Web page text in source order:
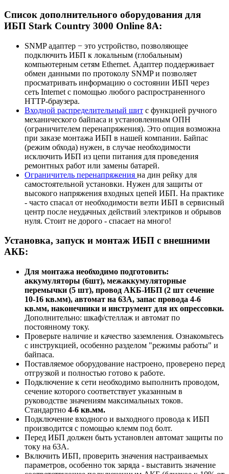
Список дополнительного оборудования для
ИБП Stark Country 3000 Online 8A:
SNMP адаптер − это устройство, позволяющее
подключить ИБП к локальным (глобальным)
компьютерным сетям Ethernet. Адаптер поддерживает
обмен данными по протоколу SNMP и позволяет
просматривать информацию о состоянии ИБП через
сеть Internet с помощью любого распространенного
HTTP-браузера.
Входной распределительный шит с функцией ручного
механического байпаса и установленным ОПН
(ограничителем перенапряжения). Это опция возможна
при заказе монтажа ИБП в нашей компании. Байпас
(режим обхода) нужен, в случае необходимости
исключить ИБП из цепи питания для проведения
ремонтных работ или замены батарей.
Ограничитель перенапряжения на дин рейку для
самостоятельной установки. Нужен для защиты от
высокого напряжения входных цепей ИБП. На практике
- часто спасал от необходимости везти ИБП в сервисный
центр после неудачных действий электриков и обрывов
нуля. Стоит не дорого - спасает на много!
Установка, запуск и монтаж ИБП с внешними
АКБ:
Для монтажа необходимо подготовить:
аккумуляторы (6шт), межаккумуляторные
перемычки (5 шт), провод АКБ-ИБП (2 шт сечение
10-16 кв.мм), автомат на 63А, запас провода 4-6
кв.мм, наконечники и инструмент для их опрессовки.
Дополнительно: шкаф/стеллаж и автомат по
постоянному току.
Проверьте наличие и качество заземления. Ознакомьтесь
с инструкцией, особенно разделом "режимы работы" и
байпаса.
Поставляемое оборудование настроено, проверено перед
отгрузкой и полностью готово к работе.
Подключение к сети необходимо выполнить проводом,
сечение которого соответствует указанным в
руководстве значениям максимальных токов.
Стандартно 4-6 кв.мм.
Подключение входного и выходного провода к ИБП
производится с помощью клемм под болт.
Перед ИБП должен быть установлен автомат защиты по
току на 63А.
Включить ИБП, проверить значения настраиваемых
параметров, особенно ток заряда - выставить значение